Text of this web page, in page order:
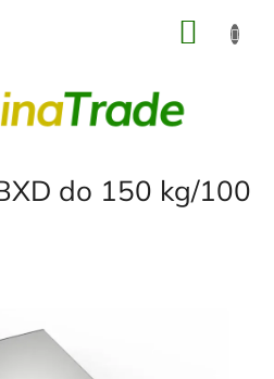
do 150 kg/100